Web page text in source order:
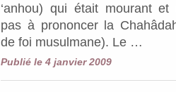
‘anhou) qui était mourant et
pas à prononcer la
de foi musulmane). Le …
Publié le 4 janvier 2009